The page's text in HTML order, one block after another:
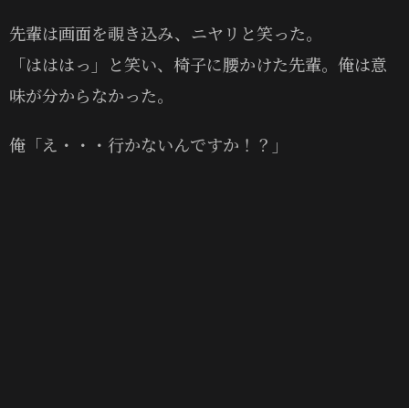
先輩は画面を覗き込み、ニヤリと笑った。
「はははっ」と笑い、椅子に腰かけた先輩。俺は意
味が分からなかった。
俺「え・・・行かないんですか！？」